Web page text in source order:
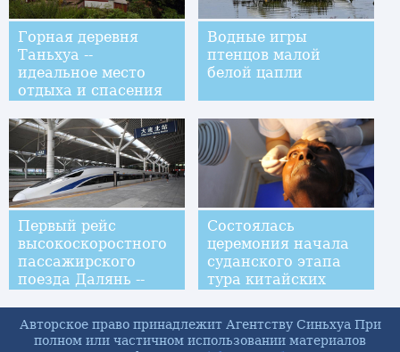
Горная деревня
Таньхуа --
идеальное место
отдыха и спасения
Водные игры
птенцов малой
белой цапли
Первый рейс
высокоскоростного
пассажирского
поезда Далянь --
Состоялась
церемония начала
суданского этапа
тура китайских
Авторское право принадлежит Агентству Синьхуа При
полном или частичном использовании материалов